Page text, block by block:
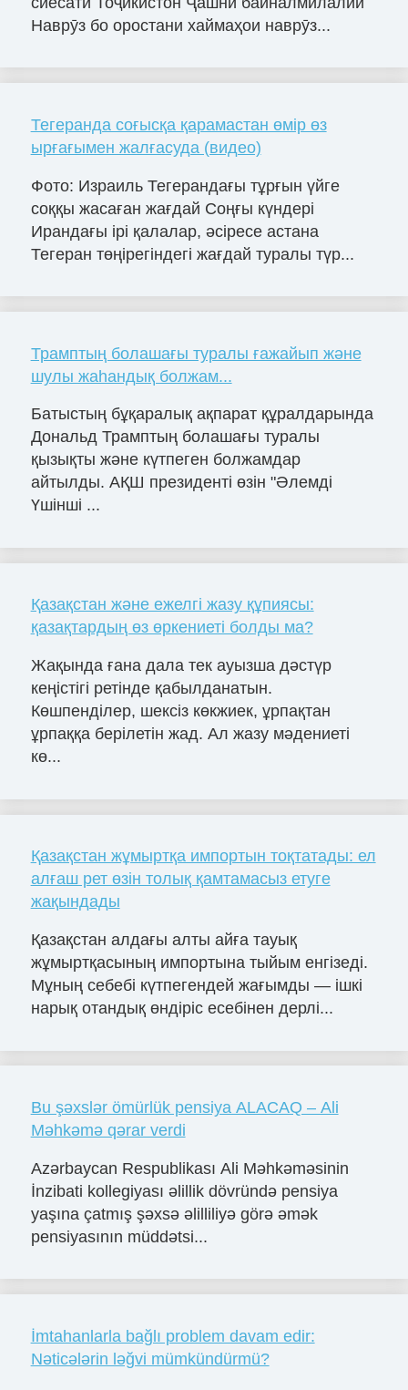
Наврӯз бо оростани хаймаҳои наврӯз...
Тегеранда соғысқа қарамастан өмір өз
ырғағымен жалғасуда (видео)
Фото: Израиль Тегерандағы тұрғын үйге
соққы жасаған жағдай Соңғы күндері
Ирандағы ірі қалалар, әсіресе астана
Тегеран төңірегіндегі жағдай туралы түр...
Трамптың болашағы туралы ғажайып және
шулы жаһандық болжам...
Батыстың бұқаралық ақпарат құралдарында
Дональд Трамптың болашағы туралы
қызықты және күтпеген болжамдар
айтылды. АҚШ президенті өзін "Әлемді
Үшінші ...
Қазақстан және ежелгі жазу құпиясы:
қазақтардың өз өркениеті болды ма?
Жақында ғана дала тек ауызша дәстүр
кеңістігі ретінде қабылданатын.
Көшпенділер, шексіз көкжиек, ұрпақтан
ұрпаққа берілетін жад. Ал жазу мәдениеті
кө...
Қазақстан жұмыртқа импортын тоқтатады: ел
алғаш рет өзін толық қамтамасыз етуге
жақындады
Қазақстан алдағы алты айға тауық
жұмыртқасының импортына тыйым енгізеді.
Мұның себебі күтпегендей жағымды — ішкі
нарық отандық өндіріс есебінен дерлі...
Bu şəxslər ömürlük pensiya ALACAQ – Ali
Məhkəmə qərar verdi
Azərbaycan Respublikası Ali Məhkəməsinin
İnzibati kollegiyası əlillik dövründə pensiya
yaşına çatmış şəxsə əlilliliyə görə əmək
pensiyasının müddətsi...
İmtahanlarla bağlı problem davam edir:
Nəticələrin ləğvi mümkündürmü?